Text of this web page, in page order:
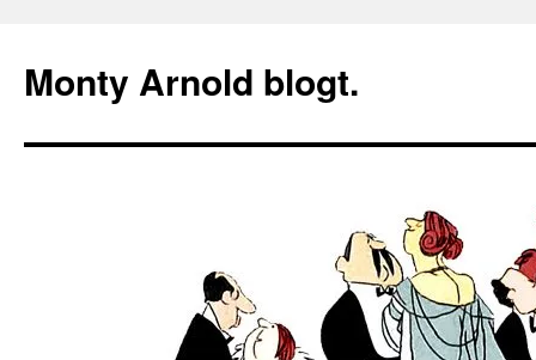
springen
Monty Arnold blogt.